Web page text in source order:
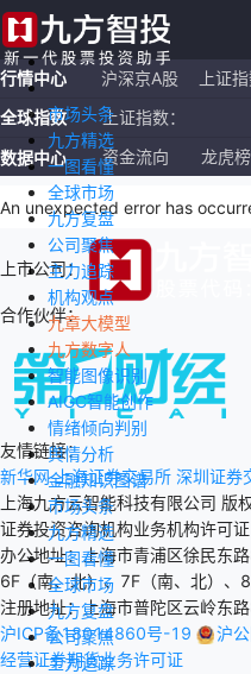
市场头条
九方精选
一图看懂
全球市场
九方复盘
公司聚焦
主力追踪
机构观点
九章大模型
九方数字人
智能图像识别
AIGC智能创作
情绪倾向判别
舆情分析
金融知识图谱
市场头条
九方精选
一图看懂
全球市场
九方复盘
公司聚焦
主力追踪
行情中心 沪深京A股 上证
全球指数
上证指数：
恒生指数：
纳斯达克ETF：
数据中心 资金流向 龙虎榜
An unexpected error has
上市公司：
合作伙伴：
友情链接：
新华网 上海证券交易所 深圳证券
上海九方云智能科技有限公司 版
证券投资咨询机构业务机构许可
办公地址：上海市青浦区徐民东
6F（南、北）、7F（南、北）
注册地址：上海市普陀区云岭东
沪ICP备18014860号-19
沪
经营证券期货业务许可证